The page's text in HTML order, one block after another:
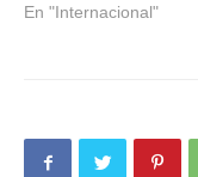
En "Internacional"